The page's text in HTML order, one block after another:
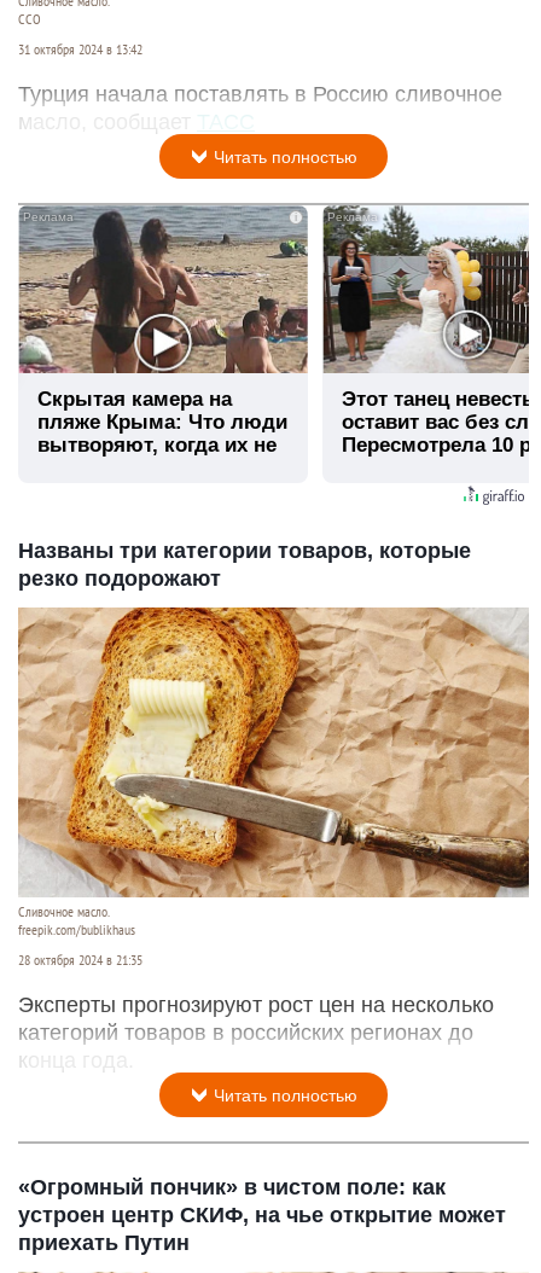
CCO
31 октября 2024 в 13:42
Турция начала поставлять в Россию сливочное
масло, сообщает ТАСС
Читать полностью
i
Скрытая камера на
пляже Крыма: Что люди
вытворяют, когда их не
Этот танец невесты
оставит вас без
Пересмотрела 10
Названы три категории товаров, которые
резко подорожают
Сливочное масло.
freepik.com/bublikhaus
28 октября 2024 в 21:35
Эксперты прогнозируют рост цен на несколько
категорий товаров в российских регионах до
конца года.
Читать полностью
«Огромный пончик» в чистом поле: как
устроен центр СКИФ, на чье открытие может
приехать Путин